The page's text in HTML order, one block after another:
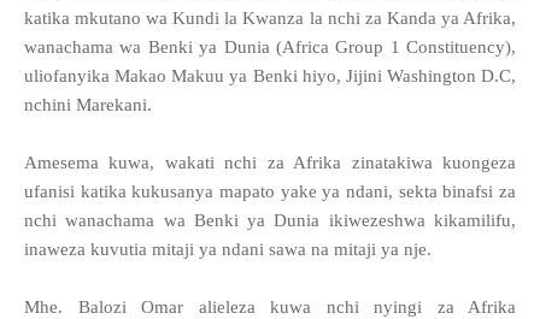
katika mkutano wa Kundi la Kwanza la nchi za Kanda ya Afrika,
wanachama wa Benki ya Dunia (Africa Group 1 Constituency),
uliofanyika Makao Makuu ya Benki hiyo, Jijini Washington D.C,
nchini Marekani.
Amesema kuwa, wakati nchi za Afrika zinatakiwa kuongeza
ufanisi katika kukusanya mapato yake ya ndani, sekta binafsi za
nchi wanachama wa Benki ya Dunia ikiwezeshwa kikamilifu,
inaweza kuvutia mitaji ya ndani sawa na mitaji ya nje.
Mhe. Balozi Omar alieleza kuwa nchi nyingi za Afrika